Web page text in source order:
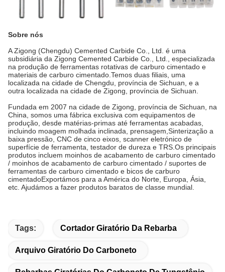
Sobre nós
A Zigong (Chengdu) Cemented Carbide Co., Ltd. é uma
subsidiária da Zigong Cemented Carbide Co., Ltd., especializada
na produção de ferramentas rotativas de carburo cimentado e
materiais de carburo cimentado.Temos duas filiais, uma
localizada na cidade de Chengdu, província de Sichuan, e a
outra localizada na cidade de Zigong, província de Sichuan.
Fundada em 2007 na cidade de Zigong, província de Sichuan, na
China, somos uma fábrica exclusiva com equipamentos de
produção, desde matérias-primas até ferramentas acabadas,
incluindo moagem molhada inclinada, prensagem,Sinterização a
baixa pressão, CNC de cinco eixos, scanner eletrónico de
superfície de ferramenta, testador de dureza e TRS.Os principais
produtos incluem moinhos de acabamento de carburo cimentado
/ moinhos de acabamento de carburo cimentado / suportes de
ferramentas de carburo cimentado e bicos de carburo
cimentadoExportámos para a América do Norte, Europa, Ásia,
etc. Ajudámos a fazer produtos baratos de classe mundial.
Tags: Cortador Giratório Da Rebarba
Arquivo Giratório Do Carboneto